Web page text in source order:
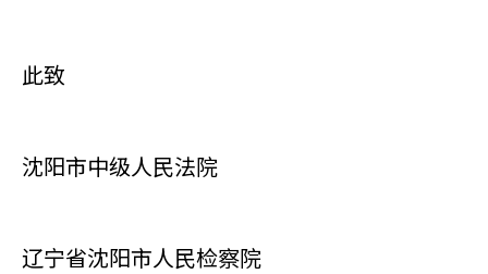
此致
沈阳市中级人民法院
辽宁省沈阳市人民检察院